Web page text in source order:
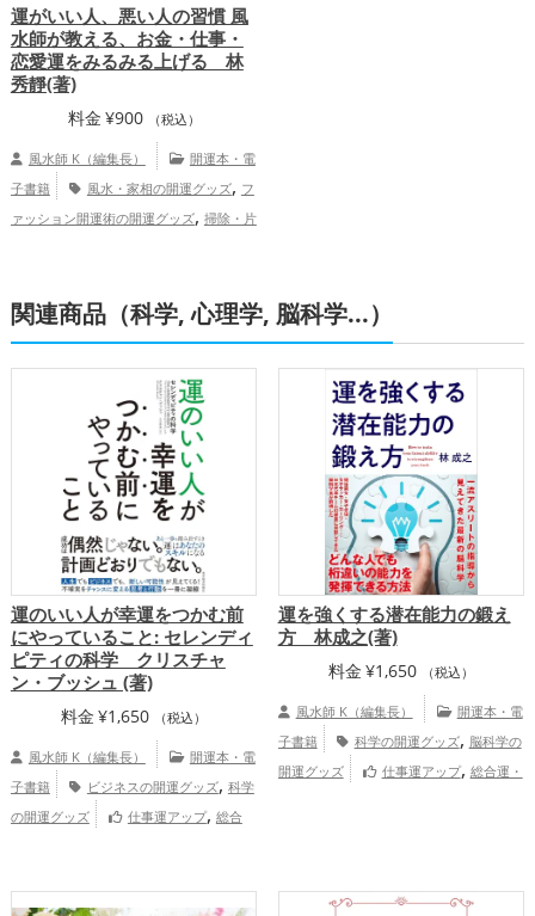
運がいい人、悪い人の習慣 風
水師が教える、お金・仕事・
恋愛運をみるみる上げる 林
秀靜(著)
料金 ¥900 （税込）
風水師 K（編集長）
開運本・電
子書籍
風水・家相の開運グッズ, フ
ァッション開運術の開運グッズ, 掃除・片
スルームの開運グッズ, 占いの開運グッ
,
プ,金運アップ,仕事運アップ,健康運ア
関連商品（科学, 心理学, 脳科学...）
運のいい人が幸運をつかむ前
にやっていること: セレンディ
ピティの科学 クリスチャ
ン・ブッシュ (著)
料金 ¥1,650 （税込）
風水師 K（編集長）
開運本・電
子書籍
ビジネスの開運グッズ, 科学
の開運グッズ
仕事運アップ, 総合
運を強くする潜在能力の鍛え
方 林成之(著)
料金 ¥1,650 （税込）
風水師 K（編集長）
開運本・電
子書籍
科学の開運グッズ, 脳科学の
開運グッズ
仕事運アップ, 総合運・